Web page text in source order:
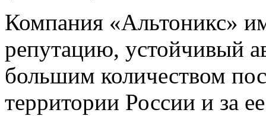
Компания «Альтоникс»
репутацию, устойчивый
большим количеством
территории России и за